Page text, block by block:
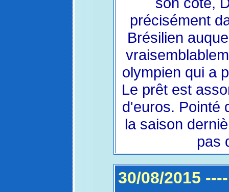
précisément
Brésilien
olympien qui a
Le prêt est
d'euros. Pointé
la saison
pas
30/08/2015